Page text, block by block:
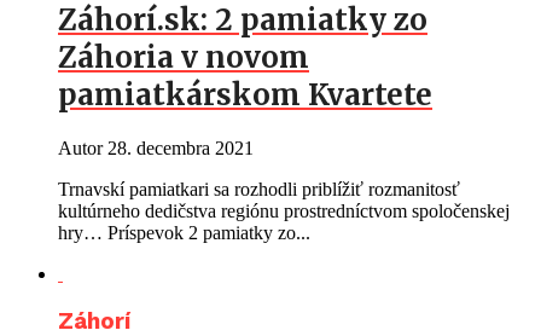
Záhorí.sk: 2 pamiatky zo
Záhoria v novom
pamiatkárskom Kvartete
Autor 28. decembra 2021
Trnavskí pamiatkari sa rozhodli priblížiť rozmanitosť
kultúrneho dedičstva regiónu prostredníctvom spoločenskej
hry… Príspevok 2 pamiatky zo...
Záhorí